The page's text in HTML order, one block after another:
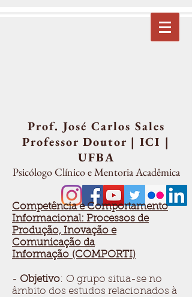
Prof. José Carlos Sales
Professor Doutor | ICI |
UFBA
Psicólogo Clínico e Mentoria Acadêmica
Competência e Comportamento
Informacional: Processos de
Produção, Inovação e
Comunicação da
Informação (COMPORTI)
- Objetivo: O grupo situa-se no
âmbito dos estudos relacionados à